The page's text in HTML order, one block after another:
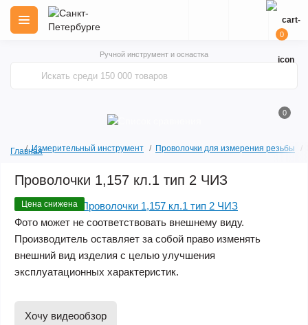
Ручной инструмент и оснастка
0
0
ГлавнаяИзмерительный инструмент Проволочки для измерения резьбы
Проволочки 1,157 кл.1 тип 2 ЧИЗ
Цена снижена
Фото может не соответствовать внешнему виду.
Производитель оставляет за собой право изменять
внешний вид изделия с целью улучшения
эксплуатационных характеристик.
Хочу видеообзор